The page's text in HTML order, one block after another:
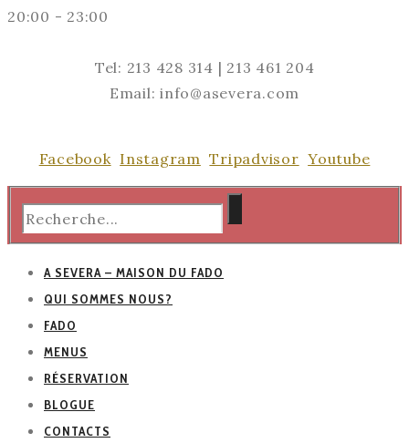
20:00 - 23:00
Tel: 213 428 314 | 213 461 204
Email: info@asevera.com
Facebook Instagram Tripadvisor Youtube
A SEVERA – MAISON DU FADO
QUI SOMMES NOUS?
FADO
MENUS
RÉSERVATION
BLOGUE
CONTACTS